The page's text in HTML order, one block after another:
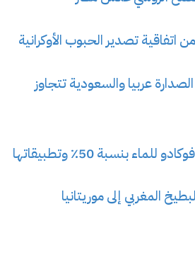
تصدير الحبوب الأوكرانية
الصدارة عربيا والسعودية تتجاوز
بنسبة 50٪ وتطبيقاتها
المغربي إلى موريتانيا